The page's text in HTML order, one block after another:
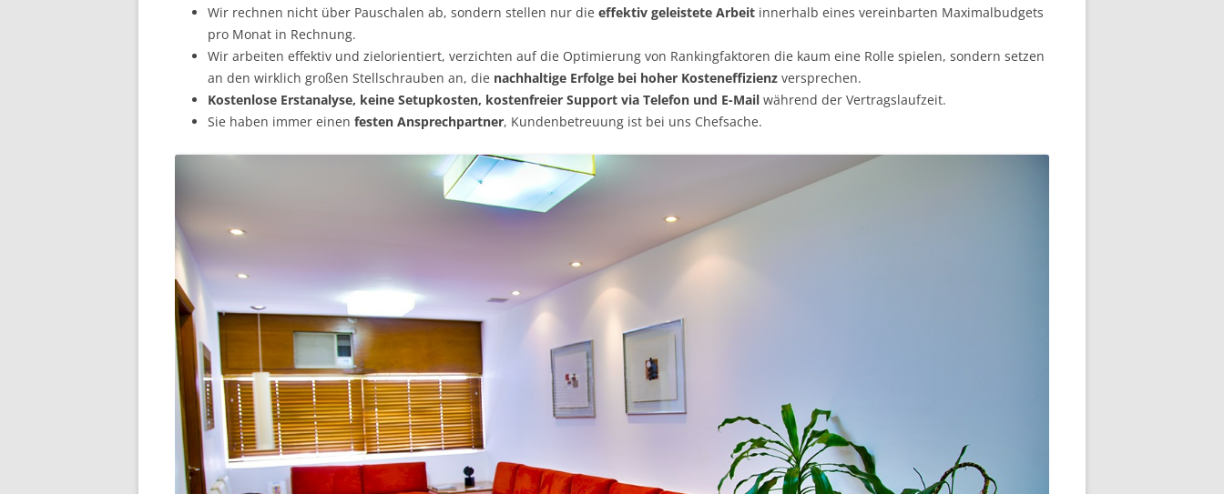
Wir rechnen nicht über Pauschalen ab, sondern stellen nur die effektiv geleistete Arbeit innerhalb eines vereinbarten Maximalbudgets
pro Monat in Rechnung.
Wir arbeiten effektiv und zielorientiert, verzichten auf die Optimierung von Rankingfaktoren die kaum eine Rolle spielen, sondern setzen
an den wirklich großen Stellschrauben an, die nachhaltige Erfolge bei hoher Kosteneffizienz versprechen.
Kostenlose Erstanalyse, keine Setupkosten, kostenfreier Support via Telefon und E-Mail während der Vertragslaufzeit.
Sie haben immer einen festen Ansprechpartner, Kundenbetreuung ist bei uns Chefsache.